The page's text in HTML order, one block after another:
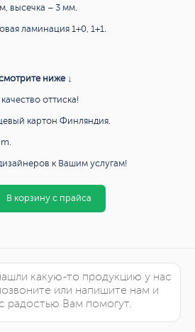
высечка – 3 мм.
ламинация 1+0, 1+1.
ниже ↓
оттиска!
картон Финляндия.
к Вашим услугам!
В корзину с прайса
какую-то продукцию у нас
или напишите нам и
радостью Вам помогут.